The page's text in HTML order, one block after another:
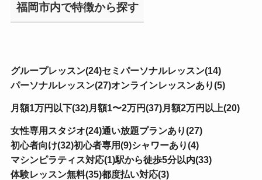
福岡市内で特徴から探す
グループレッスン(24)セミパーソナルレッスン(14)
パーソナルレッスン(27)オンラインレッスンあり(5)
月額1万円以下(32)月額1〜2万円(37)月額2万円以上(20)
女性専用スタジオ(24)通い放題プランあり(27)
初心者向け(32)初心者専用(9)シャワーあり(4)
マシンピラティス対応(1)駅から徒歩5分以内(33)
体験レッスン無料(35)都度払い対応(3)